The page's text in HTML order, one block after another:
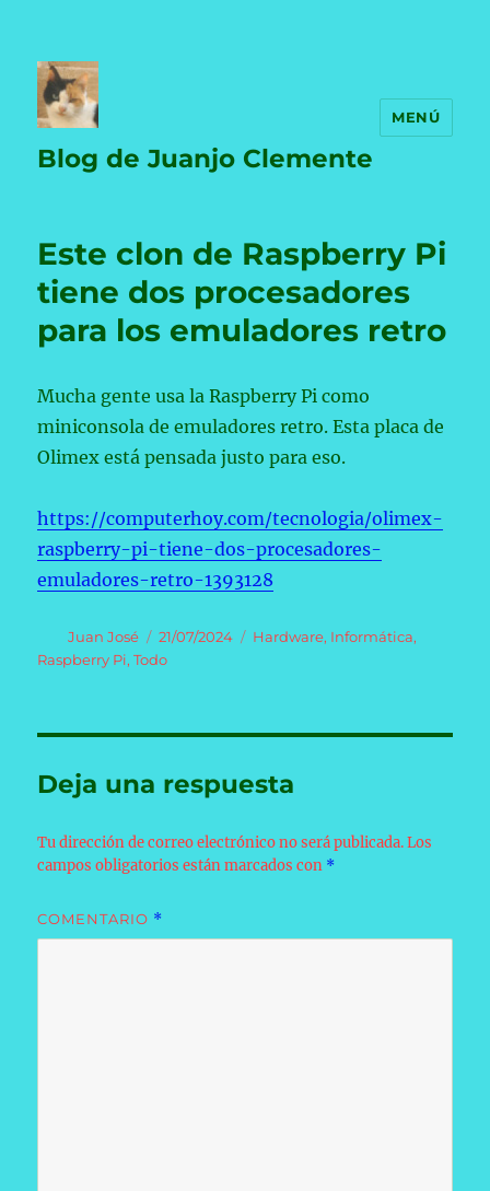
Blog de Juanjo Clemente
MENÚ
Este clon de Raspberry Pi
tiene dos procesadores
para los emuladores retro
Mucha gente usa la Raspberry Pi como
miniconsola de emuladores retro. Esta placa de
Olimex está pensada justo para eso.
https://computerhoy.com/tecnologia/olimex-
raspberry-pi-tiene-dos-procesadores-
emuladores-retro-1393128
Autor
Juan José
Publicado
el
21/07/2024 Categorías
Hardware, Informática,
Raspberry Pi,Todo
Deja una respuesta
Tu dirección de correo electrónico no será publicada. Los
campos obligatorios están marcados con *
COMENTARIO *